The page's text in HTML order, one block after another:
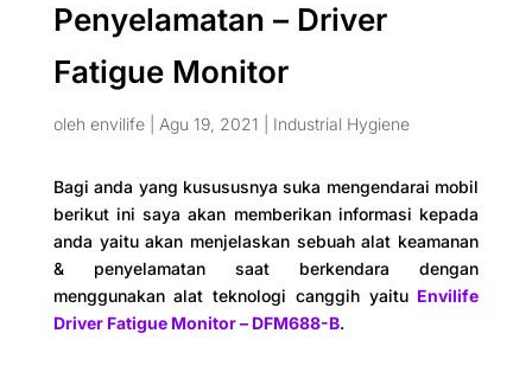
Penyelamatan – Driver
Fatigue Monitor
oleh envilife| Agu 19, 2021 Industrial Hygiene
Bagi anda yang kusususnya suka mengendarai mobil
berikut ini saya akan memberikan informasi kepada
anda yaitu akan menjelaskan sebuah alat keamanan
& penyelamatan saat berkendara dengan
menggunakan alat teknologi canggih yaitu Envilife
Driver Fatigue Monitor – DFM688-B.